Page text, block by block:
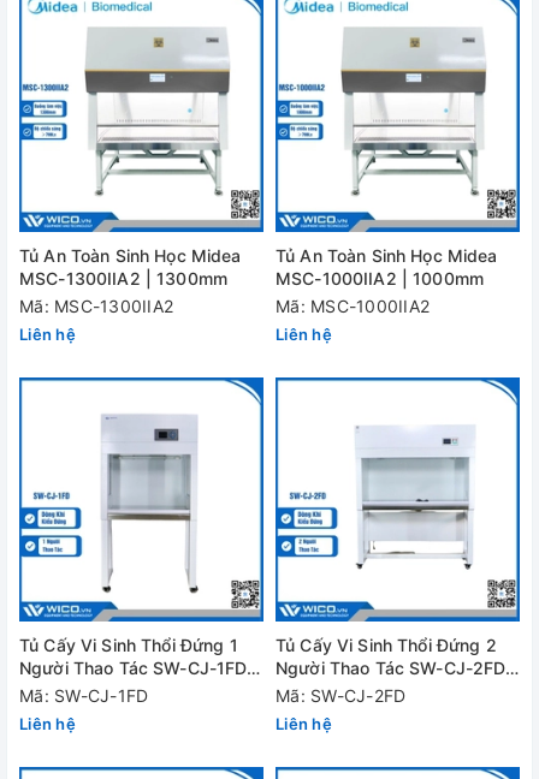
Tủ An Toàn Sinh Học Midea
MSC-1300IIA2 | 1300mm
Mã: MSC-1300IIA2
Liên hệ
Tủ An Toàn Sinh Học Midea
MSC-1000IIA2 | 1000mm
Mã: MSC-1000IIA2
Liên hệ
Tủ Cấy Vi Sinh Thổi Đứng 1
Người Thao Tác SW-CJ-1FD |
Chân Đế Rời
Mã: SW-CJ-1FD
Liên hệ
Tủ Cấy Vi Sinh Thổi Đứng 2
Người Thao Tác SW-CJ-2FD |
Chân Đế Rời
Mã: SW-CJ-2FD
Liên hệ